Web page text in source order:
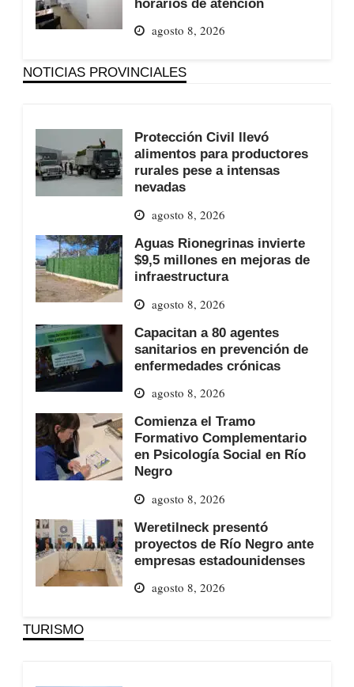
horarios de atención
agosto 8, 2026
NOTICIAS PROVINCIALES
Protección Civil llevó
alimentos para productores
rurales pese a intensas
nevadas
agosto 8, 2026
Aguas Rionegrinas invierte
$9,5 millones en mejoras de
infraestructura
agosto 8, 2026
Capacitan a 80 agentes
sanitarios en prevención de
enfermedades crónicas
agosto 8, 2026
Comienza el Tramo
Formativo Complementario
en Psicología Social en Río
Negro
agosto 8, 2026
Weretilneck presentó
proyectos de Río Negro ante
empresas estadounidenses
agosto 8, 2026
TURISMO